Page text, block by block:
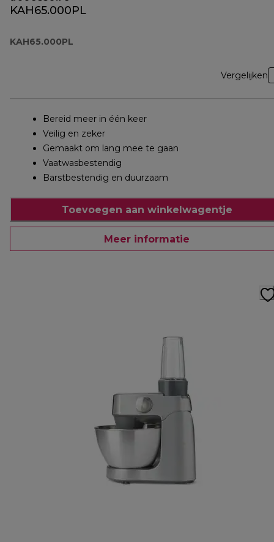
KAH65.000PL
KAH65.000PL
Vergelijken
Bereid meer in één keer
Veilig en zeker
Gemaakt om lang mee te gaan
Vaatwasbestendig
Barstbestendig en duurzaam
Toevoegen aan winkelwagentje
Meer informatie